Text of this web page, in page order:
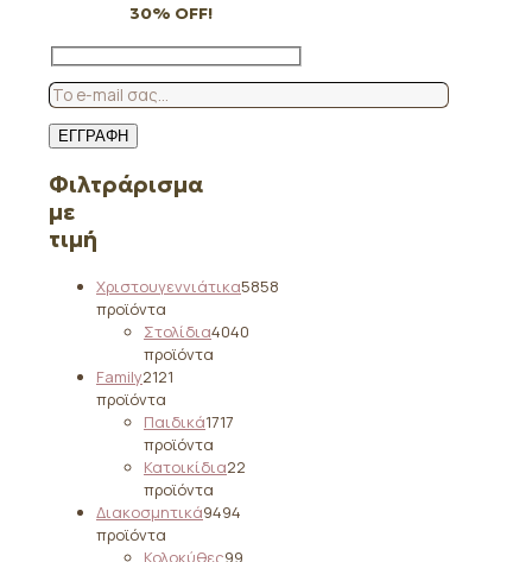
30% OFF!
Φιλτράρισμα
με
τιμή
Χριστουγεννιάτικα5858
προϊόντα
Στολίδια4040
προϊόντα
Family2121
προϊόντα
Παιδικά1717
προϊόντα
Κατοικίδια22
προϊόντα
Διακοσμητικά9494
προϊόντα
Κολοκύθες99